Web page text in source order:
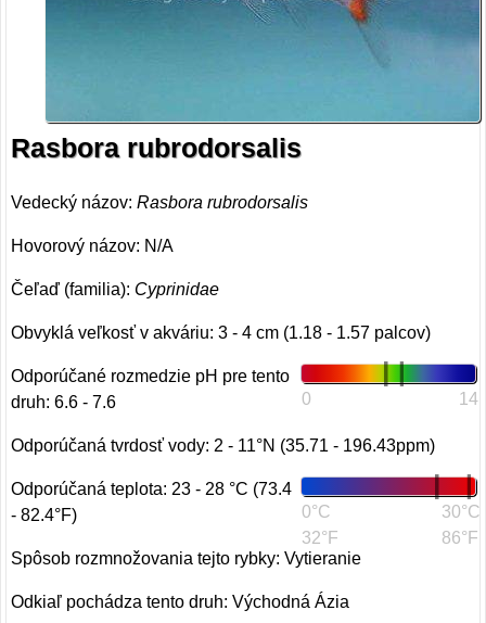
Rasbora rubrodorsalis
Vedecký názov:Rasbora rubrodorsalis
Hovorový názov: N/A
Čeľaď (familia): Cyprinidae
Obvyklá veľkosť v akváriu: 3 - 4 cm (1.18 - 1.57 palcov)
0 14
Odporúčané rozmedzie pH pre tento
druh: 6.6 - 7.6
Odporúčaná tvrdosť vody: 2 - 11°N (35.71 - 196.43ppm)
0°C
32°F
30°C
86°F
Odporúčaná teplota: 23 - 28 °C (73.4
- 82.4°F)
Spôsob rozmnožovania tejto rybky: Vytieranie
Odkiaľ pochádza tento druh: Východná Ázia